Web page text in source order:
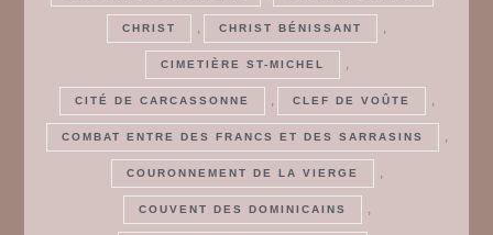
CHRIST , CHRIST BÉNISSANT ,
CIMETIÈRE ST-MICHEL ,
CITÉ DE CARCASSONNE , CLEF DE VOÛTE ,
COMBAT ENTRE DES FRANCS ET DES SARRASINS ,
COURONNEMENT DE LA VIERGE ,
COUVENT DES DOMINICAINS ,